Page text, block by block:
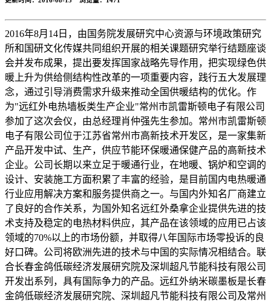
2016年8月14日，由国务院发展研究中心资源与环境政策研究
所和国研文化传媒共同组织开展的相关课题研究举行结题座谈
会并发布成果，提出要发挥国家战略先导作用，把实现绿色供
暖上升为供给侧结构性改革的一项重要内容，践行五大发展理
念，通过引导消费需求升级来推动全国供暖结构的优化。作
为"远红外电热墙板类生产企业"常州市凯雷斯顿电子有限公司
参加了这次会仪，由总经理肖仲强先生参加。常州市凯雷斯顿
电子有限公司位于江苏省常州市高新技术开发区，是一家集新
产品开发中试、生产，供应节能环保暖通保健产品的高新技术
企业。公司长期以来立足于暖通行业，在地暖、锅炉和空调的
设计、安装施工方面积累了丰富的经验，是目前国内电热暖通
行业应用解决方案和服务提供商之一。与国内外知名厂商建立
了良好的合作关系，为国外知名远红外桑拿企业提供先进的技
术支持及稳定的电热材料供应，其产品在该领域的应用已占该
领域的70%以上的市场份额，并取得八年国际市场零投诉的良
好口碑。公司将欧洲先进的技术与中国的实际情况相结合。联
合长春金鸽低碳经济发展研究院及深圳超凡节能科技有限公司
开发出系列，具有国际争力的产品。远红外纳米碳墨板是长春
金鸽低碳经济发展研究院、深圳超凡节能科技有限公司及常州